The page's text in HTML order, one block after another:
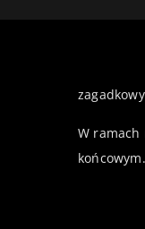
W ramach